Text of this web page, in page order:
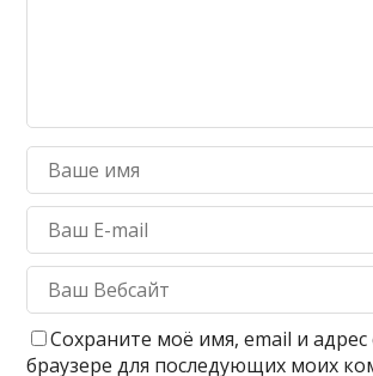
Сохраните моё имя, email и адрес
браузере для последующих моих